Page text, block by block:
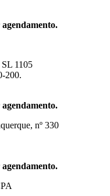
SL 1105
200.
nº 330